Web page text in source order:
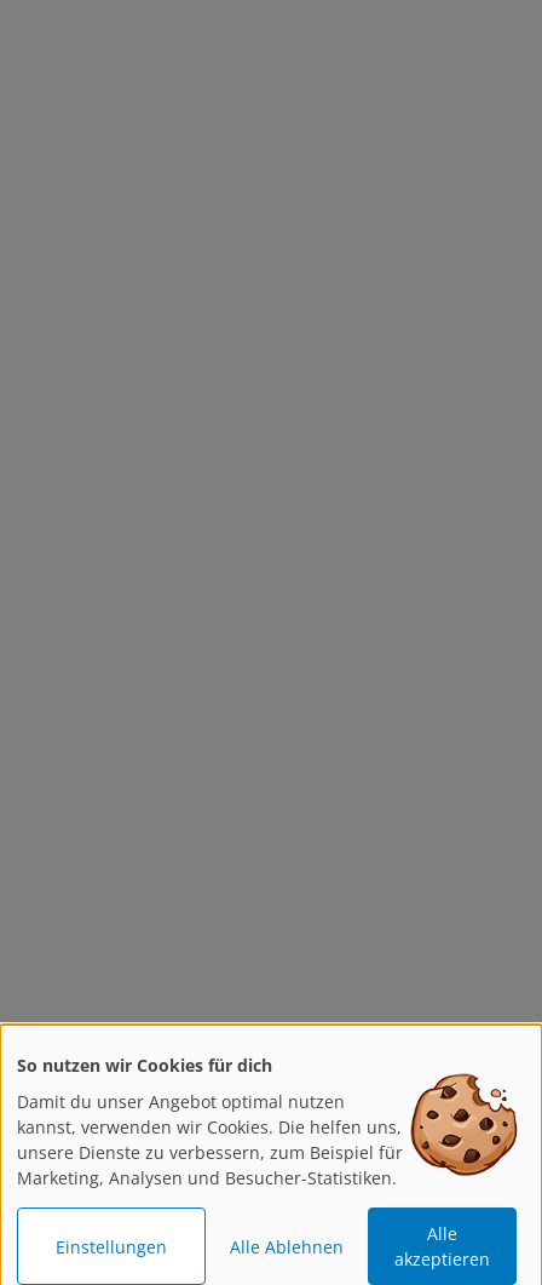
So nutzen wir Cookies für dich
Damit du unser Angebot optimal nutzen
kannst, verwenden wir Cookies. Die helfen uns,
unsere Dienste zu verbessern, zum Beispiel für
Marketing, Analysen und Besucher-Statistiken.
Einstellungen Alle Ablehnen
Alle
akzeptieren